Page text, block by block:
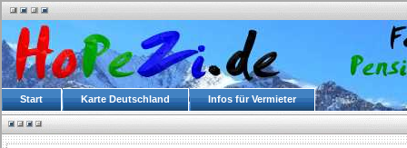
Start Karte Deutschland Infos für Vermieter